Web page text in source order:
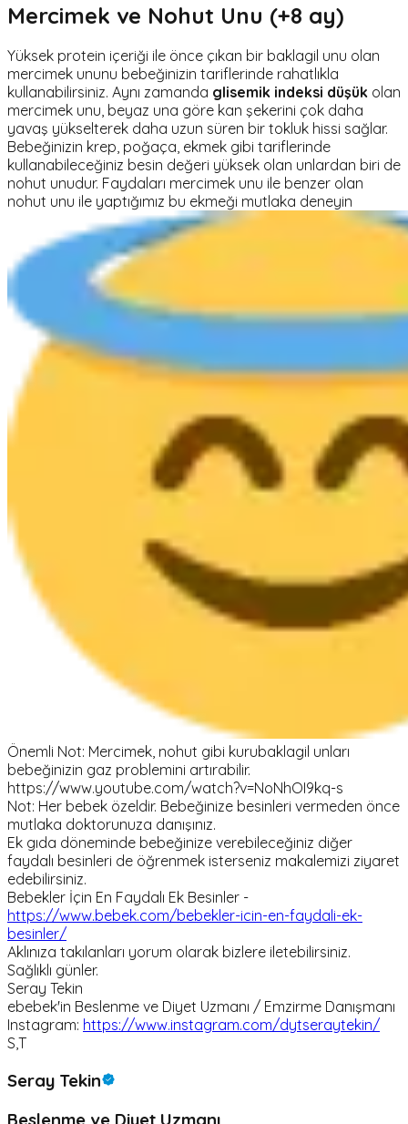
Mercimek ve Nohut Unu (+8 ay)
Yüksek protein içeriği ile önce çıkan bir baklagil unu olan
mercimek ununu bebeğinizin tariflerinde rahatlıkla
kullanabilirsiniz. Aynı zamanda glisemik indeksi düşük olan
mercimek unu, beyaz una göre kan şekerini çok daha
yavaş yükselterek daha uzun süren bir tokluk hissi sağlar.
Bebeğinizin krep, poğaça, ekmek gibi tariflerinde
kullanabileceğiniz besin değeri yüksek olan unlardan biri de
nohut unudur. Faydaları mercimek unu ile benzer olan
nohut unu ile yaptığımız bu ekmeği mutlaka deneyin
Önemli Not: Mercimek, nohut gibi kurubaklagil unları
bebeğinizin gaz problemini artırabilir.
https://www.youtube.com/watch?v=NoNhOI9kq-s
Not: Her bebek özeldir. Bebeğinize besinleri vermeden önce
mutlaka doktorunuza danışınız.
Ek gıda döneminde bebeğinize verebileceğiniz diğer
faydalı besinleri de öğrenmek isterseniz makalemizi ziyaret
edebilirsiniz.
Bebekler İçin En Faydalı Ek Besinler -
https://www.bebek.com/bebekler-icin-en-faydali-ek-
besinler/
Aklınıza takılanları yorum olarak bizlere iletebilirsiniz.
Sağlıklı günler.
Seray Tekin
ebebek'in Beslenme ve Diyet Uzmanı / Emzirme Danışmanı
Instagram: https://www.instagram.com/dytseraytekin/
S,T
Seray Tekin
Beslenme ve Diyet Uzmanı